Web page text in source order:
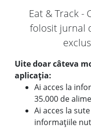
Eat & Track -
folosit jurnal
Uite doar câteva
aplicația:
Ai acces la
35.000 de
Ai acces la
informațiile